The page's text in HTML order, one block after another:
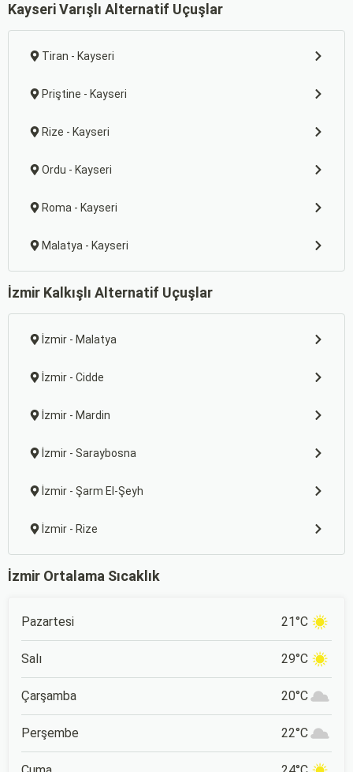
Kayseri Varışlı Alternatif Uçuşlar
Tiran - Kayseri
Priştine - Kayseri
Rize - Kayseri
Ordu - Kayseri
Roma - Kayseri
Malatya - Kayseri
İzmir Kalkışlı Alternatif Uçuşlar
İzmir - Malatya
İzmir - Cidde
İzmir - Mardin
İzmir - Saraybosna
İzmir - Şarm El-Şeyh
İzmir - Rize
İzmir Ortalama Sıcaklık
Pazartesi 21°C
Salı 29°C
Çarşamba 20°C
Perşembe 22°C